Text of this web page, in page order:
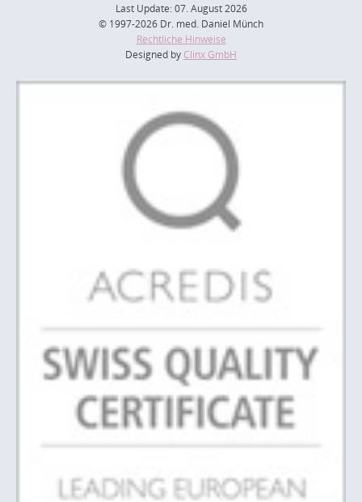
Last Update: 07. August 2026
© 1997-2026 Dr. med. Daniel Münch
Rechtliche Hinweise
Designed by Clinx GmbH